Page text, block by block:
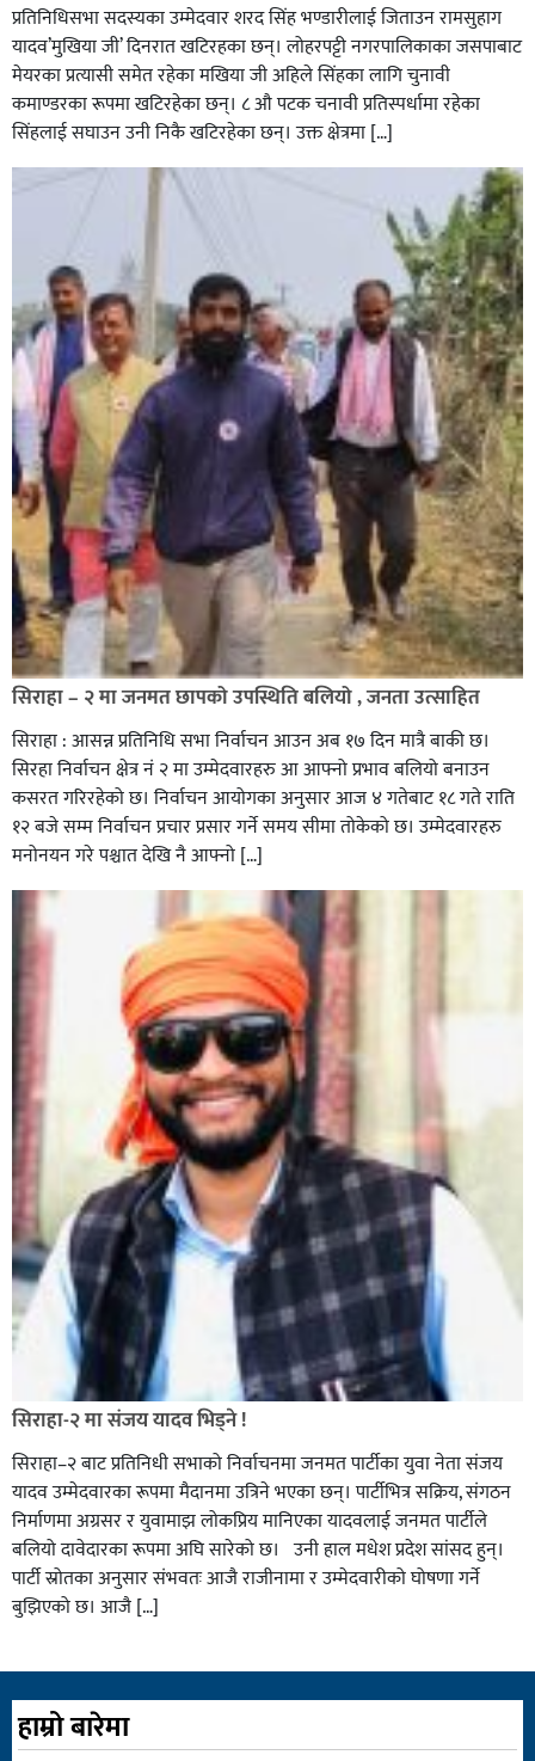
सिराहाको औरहीमा जेन-जी भेला सम्पन्न
प्रतिनिधिसभा सदस्यका उम्मेदवार शरद सिंह भण्डारीलाई जिताउन रामसुहाग
यादव’मुखिया जी’ दिनरात खटिरहका छन्। लोहरपट्टी नगरपालिकाका जसपाबाट
मेयरका प्रत्यासी समेत रहेका मखिया जी अहिले सिंहका लागि चुनावी
कमाण्डरका रूपमा खटिरहेका छन्। ८ औ पटक चनावी प्रतिस्पर्धामा रहेका
सिंहलाई सघाउन उनी निकै खटिरहेका छन्। उक्त क्षेत्रमा […]
सिराहा – २ मा जनमत छापको उपस्थिति बलियो , जनता उत्साहित
सिराहा : आसन्न प्रतिनिधि सभा निर्वाचन आउन अब १७ दिन मात्रै बाकी छ।
सिरहा निर्वाचन क्षेत्र नं २ मा उम्मेदवारहरु आ आफ्नो प्रभाव बलियो बनाउन
कसरत गरिरहेको छ। निर्वाचन आयोगका अनुसार आज ४ गतेबाट १८ गते राति
१२ बजे सम्म निर्वाचन प्रचार प्रसार गर्ने समय सीमा तोकेको छ। उम्मेदवारहरु
मनोनयन गरे पश्चात देखि नै आफ्नो […]
सिराहा-२ मा संजय यादव भिड्ने !
सिराहा–२ बाट प्रतिनिधी सभाको निर्वाचनमा जनमत पार्टीका युवा नेता संजय
यादव उम्मेदवारका रूपमा मैदानमा उत्रिने भएका छन्। पार्टीभित्र सक्रिय, संगठन
निर्माणमा अग्रसर र युवामाझ लोकप्रिय मानिएका यादवलाई जनमत पार्टीले
बलियो दावेदारका रूपमा अघि सारेको छ। उनी हाल मधेश प्रदेश सांसद हुन्।
पार्टी स्रोतका अनुसार संभवतः आजै राजीनामा र उम्मेदवारीको घोषणा गर्ने
बुझिएको छ। आजै […]
हाम्रो बारेमा